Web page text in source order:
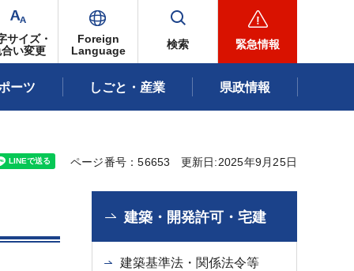
サイズ・
い変更
Foreign
Language
検索 緊急情報
ーツ しごと・産業 県政情報
ページ番号：56653 更新日:2025年9月25日
建築・開発許可・宅建
建築基準法・関係法令等